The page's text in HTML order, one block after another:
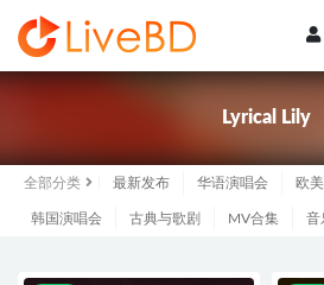
Lyrical Lily
全部分类 最新发布 华语演唱会 欧
韩国演唱会 古典与歌剧 MV合集 音